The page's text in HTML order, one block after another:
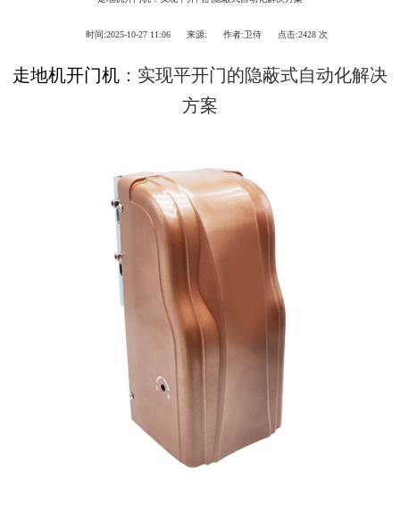
时间:2025-10-27 11:06 来源: 作者:卫侍 点击:2428 次
走地机开门机 ：实现平开门的隐蔽式自动化解决
方案